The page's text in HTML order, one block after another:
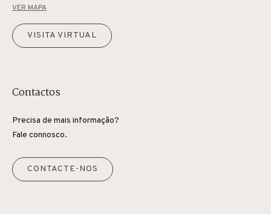
VER MAPA
VISITA VIRTUAL
Contactos
Precisa de mais informação?
Fale connosco.
CONTACTE-NOS